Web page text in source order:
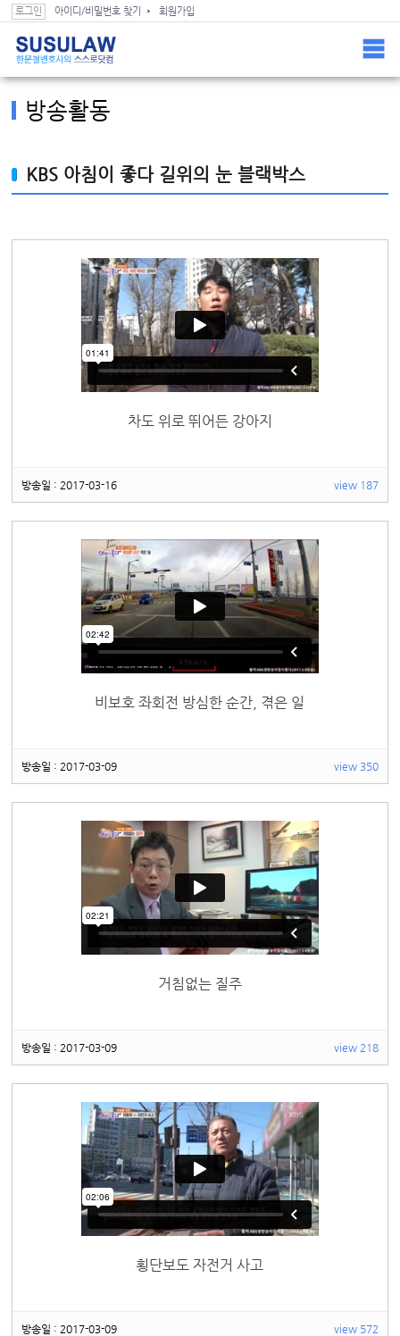
스스로닷컴 GNB 바로가기
스스로닷컴 컨텐츠(본문) 바로가기
로그인 아이디/비밀번호 찾기 회원가입
방송활동
KBS 아침이 좋다 길위의 눈 블랙박스
차도 위로 뛰어든 강아지
방송일 : 2017-03-16 view 187
비보호 좌회전 방심한 순간, 겪은 일
방송일 : 2017-03-09 view 350
거침없는 질주
방송일 : 2017-03-09 view 218
횡단보도 자전거 사고
방송일 : 2017-03-09 view 572